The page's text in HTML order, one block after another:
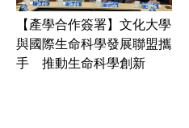
【產學合作簽署】文化大學
與國際生命科學發展聯盟攜
手 推動生命科學創新